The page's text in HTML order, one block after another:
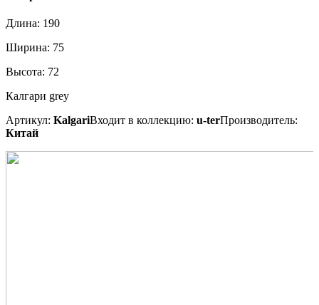
Длина: 190
Ширина: 75
Высота: 72
Калгари grey
Артикул: KalgariВходит в коллекцию: u-terПроизводитель:
Китай